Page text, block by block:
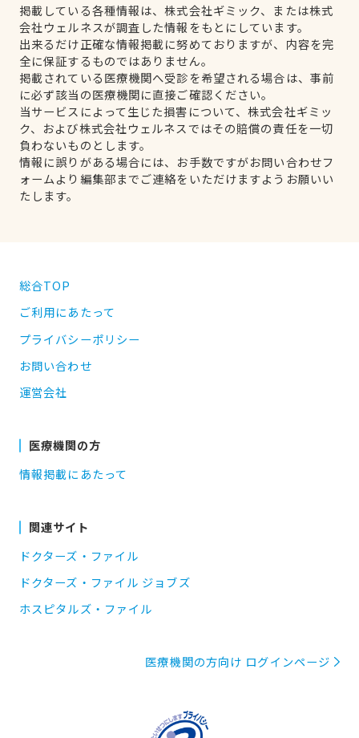
掲載している各種情報は、株式会社ギミック、または株式
会社ウェルネスが調査した情報をもとにしています。
出来るだけ正確な情報掲載に努めておりますが、内容を完
全に保証するものではありません。
掲載されている医療機関へ受診を希望される場合は、事前
に必ず該当の医療機関に直接ご確認ください。
当サービスによって生じた損害について、株式会社ギミッ
ク、および株式会社ウェルネスではその賠償の責任を一切
負わないものとします。
情報に誤りがある場合には、お手数ですがお問い合わせフ
ォームより編集部までご連絡をいただけますようお願いい
たします。
総合TOP
ご利用にあたって
プライバシーポリシー
お問い合わせ
運営会社
医療機関の方
情報掲載にあたって
関連サイト
ドクターズ・ファイル
ドクターズ・ファイル ジョブズ
ホスピタルズ・ファイル
医療機関の方向け ログインページ